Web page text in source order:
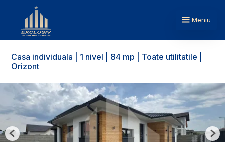
Meniu
Casa individuala | 1 nivel | 84 mp | Toate utilitatile |
Orizont
Previous